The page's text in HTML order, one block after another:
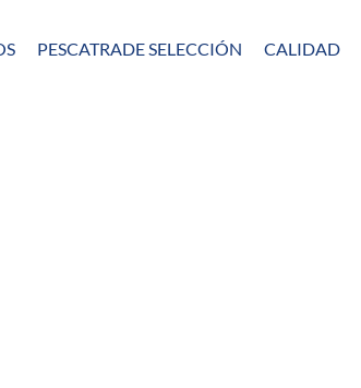
PESCATRADE SELECCIÓN CALIDAD